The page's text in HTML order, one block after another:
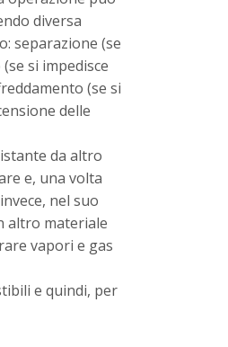
diversa
separazione (se
si impedisce
(se si
delle
da altro
e, una volta
nel suo
altro materiale
vapori e gas
e quindi, per